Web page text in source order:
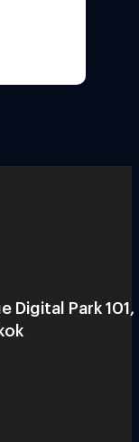
Digital Park 101,